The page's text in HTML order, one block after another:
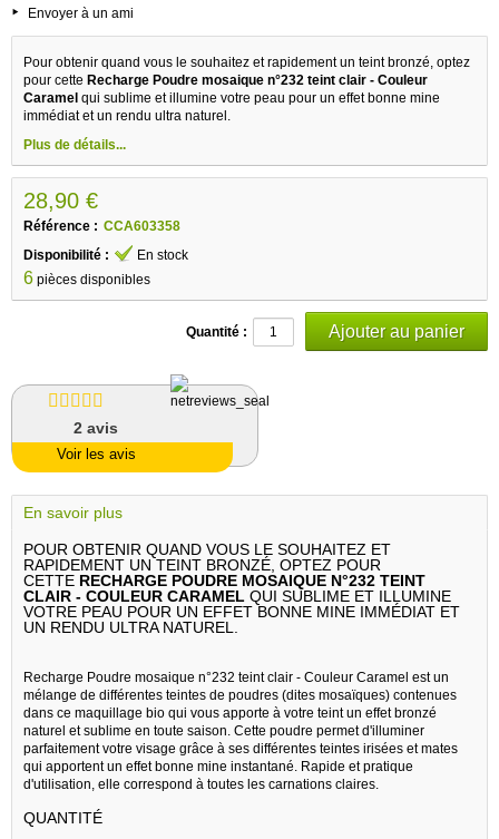
Envoyer à un ami
Pour obtenir quand vous le souhaitez et rapidement un teint bronzé, optez
pour cette Recharge Poudre mosaique n°232 teint clair - Couleur
Caramel qui sublime et illumine votre peau pour un effet bonne mine
immédiat et un rendu ultra naturel.
Plus de détails...
28,90 €
Référence : CCA603358
Disponibilité :
En stock
6 pièces disponibles
Quantité :
2 avis
Voir les avis
En savoir plus
POUR OBTENIR QUAND VOUS LE SOUHAITEZ ET
RAPIDEMENT UN TEINT BRONZÉ, OPTEZ POUR
CETTE RECHARGE POUDRE MOSAIQUE N°232 TEINT
CLAIR - COULEUR CARAMEL QUI SUBLIME ET ILLUMINE
VOTRE PEAU POUR UN EFFET BONNE MINE IMMÉDIAT ET
UN RENDU ULTRA NATUREL.
Recharge Poudre mosaique n°232 teint clair - Couleur Caramel est un
mélange de différentes teintes de poudres (dites mosaïques) contenues
dans ce maquillage bio qui vous apporte à votre teint un effet bronzé
naturel et sublime en toute saison. Cette poudre permet d'illuminer
parfaitement votre visage grâce à ses différentes teintes irisées et mates
qui apportent un effet bonne mine instantané. Rapide et pratique
d'utilisation, elle correspond à toutes les carnations claires.
QUANTITÉ